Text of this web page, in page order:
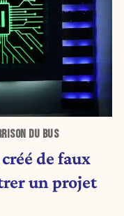
DU BUS
de faux
un projet